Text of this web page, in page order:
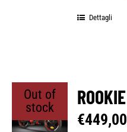
Dettagli
Out of
stock
ROOKIE
€449,00